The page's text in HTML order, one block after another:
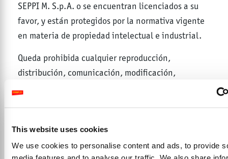
This website uses cookies
We use cookies to personalise content and ads, to provide
media features and to analyse our traffic. We also share
SEPPI M. S.p.A. o se encuentran licenciados a su
favor, y están protegidos por la normativa vigente
en materia de propiedad intelectual e industrial.
Queda prohibida cualquier reproducción,
distribución, comunicación, modificación,
publicación, transmisión o utilización, total o
S.p.A., salvo en los casos permitidos por la ley.